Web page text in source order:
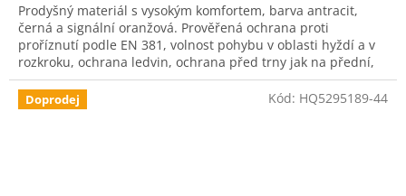
Prodyšný materiál s vysokým komfortem, barva antracit,
černá a signální oranžová. Prověřená ochrana proti
proříznutí podle EN 381, volnost pohybu v oblasti hyždí a v
rozkroku, ochrana ledvin, ochrana před trny jak na přední,
tak i na zadní straně nohavic. Větrací materiál na zadní
straně stehen. V současnosti probíhá zkouška užitné
hodnoty u KWF.
Doprodej Kód: HQ5295189-44